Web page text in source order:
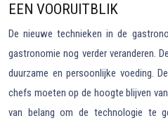
EEN VOORUITBLIK
De nieuwe technieken in de
gastronomie nog verder veranderen.
duurzame en persoonlijke voeding.
chefs moeten op de hoogte blijven
van belang om de technologie te